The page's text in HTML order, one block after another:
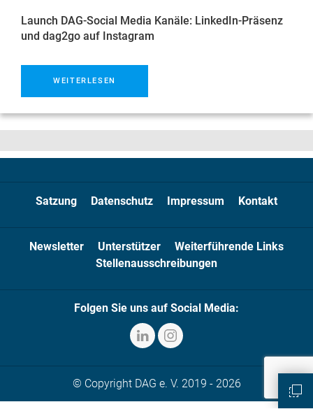
Launch DAG-Social Media Kanäle: LinkedIn-Präsenz
und dag2go auf Instagram
WEITERLESEN
Satzung Datenschutz Impressum Kontakt
Newsletter Unterstützer
Weiterführende Links
Stellenausschreibungen
Folgen Sie uns auf Social Media:
© Copyright DAG e. V. 2019 - 2026